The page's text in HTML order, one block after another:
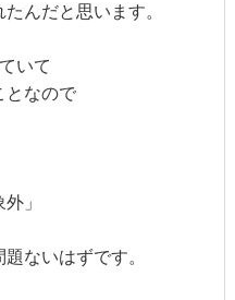
んだと思います。
いて
となので
」
ないはずです。